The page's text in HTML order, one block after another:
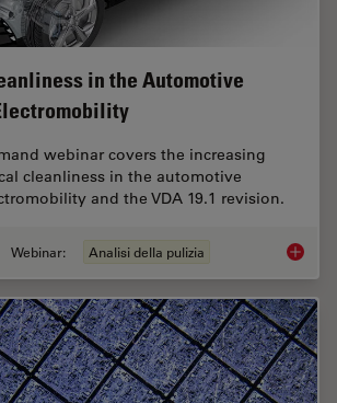
in the Automotive
webinar covers the increasing
cleanliness in the automotive
and the VDA 19.1 revision.
Webinar: Analisi della pulizia